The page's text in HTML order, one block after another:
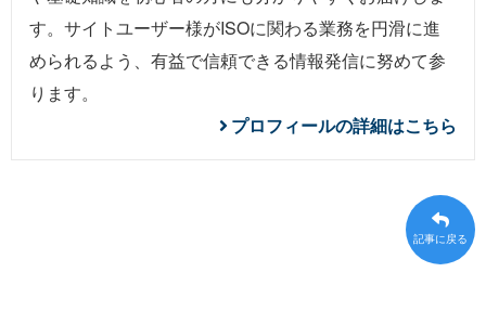
す。サイトユーザー様がISOに関わる業務を円滑に進
められるよう、有益で信頼できる情報発信に努めて参
ります。
プロフィールの詳細はこちら
記事に戻る